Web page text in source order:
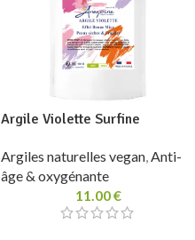
Argile Violette Surfine
Argiles naturelles vegan,Anti-
âge & oxygénante
11.00€